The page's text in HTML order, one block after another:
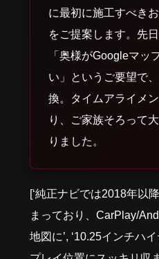
に最初に施工すべき
をご提案します。先
「奥様がGoogleマッ
い」というご要望で
換。タイムアライメ
り、ご家族そろって
りました。
[‘純正ナビでは2018年以
まっており、CarPlay/
地図に’, ‘10.25インチハ